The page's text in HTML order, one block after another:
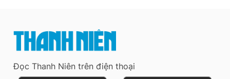
Đọc Thanh Niên trên điện thoại